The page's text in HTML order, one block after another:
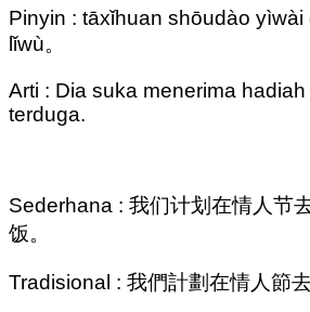
Pinyin : tāxǐhuan shōudào yìwài
lǐwù。
Arti : Dia suka menerima
terduga.
Sederhana : 我们计划在情人节
饭。
Tradisional : 我們計劃在情人節